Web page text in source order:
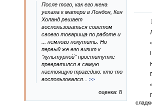
После того, как его жена
уехала к матери в Лондон, Кен
Холанд решает
воспользоваться советом
своего товарища по работе и
... немного покутить. Но
первый же его визит к
"культурной" проститутке
превратился в самую
настоящую трагедию: кто-то
воспользовался
>>
оценка: 8